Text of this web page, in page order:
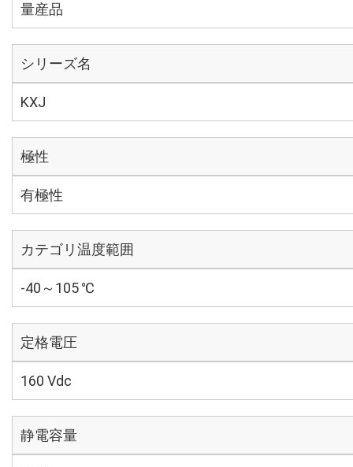
量産品
シリーズ名
KXJ
極性
有極性
カテゴリ温度範囲
-40～105 ℃
定格電圧
160 Vdc
静電容量